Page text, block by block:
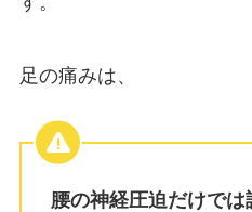
足の痛みは、
腰の神経圧迫だけでは